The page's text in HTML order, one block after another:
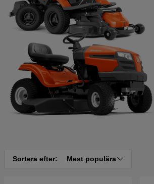
Sortera efter: Mest populära